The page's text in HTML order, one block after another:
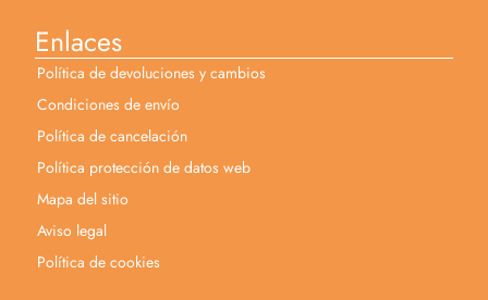
Enlaces
Política de devoluciones y cambios
Condiciones de envío
Política de cancelación
Política protección de datos web
Mapa del sitio
Aviso legal
Política de cookies